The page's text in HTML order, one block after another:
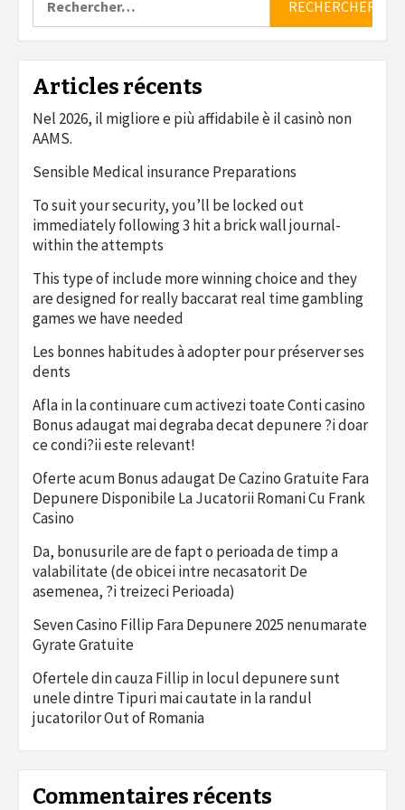
Articles récents
Nel 2026, il migliore e più affidabile è il casinò non
AAMS.
Sensible Medical insurance Preparations
To suit your security, you’ll be locked out
immediately following 3 hit a brick wall journal-
within the attempts
This type of include more winning choice and they
are designed for really baccarat real time gambling
games we have needed
Les bonnes habitudes à adopter pour préserver ses
dents
Afla in la continuare cum activezi toate Conti casino
Bonus adaugat mai degraba decat depunere ?i doar
ce condi?ii este relevant!
Oferte acum Bonus adaugat De Cazino Gratuite Fara
Depunere Disponibile La Jucatorii Romani Cu Frank
Casino
Da, bonusurile are de fapt o perioada de timp a
valabilitate (de obicei intre necasatorit De
asemenea, ?i treizeci Perioada)
Seven Casino Fillip Fara Depunere 2025 nenumarate
Gyrate Gratuite
Ofertele din cauza Fillip in locul depunere sunt
unele dintre Tipuri mai cautate in la randul
jucatorilor Out of Romania
Commentaires récents